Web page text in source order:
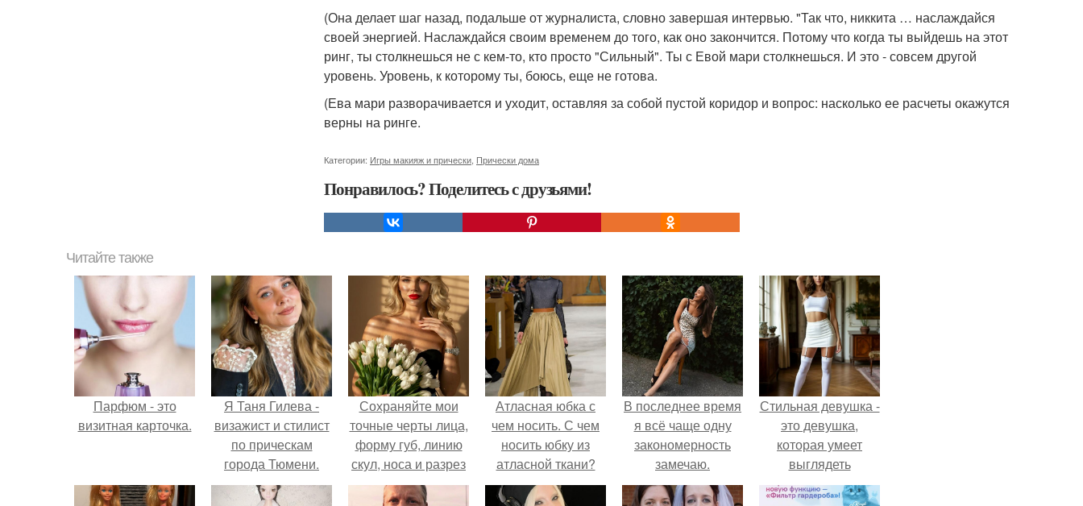
(Она делает шаг назад, подальше от журналиста, словно завершая интервью. "Так что, никкита … наслаждайся
своей энергией. Наслаждайся своим временем до того, как оно закончится. Потому что когда ты выйдешь на этот
ринг, ты столкнешься не с кем-то, кто просто "Сильный". Ты с Евой мари столкнешься. И это - совсем другой
уровень. Уровень, к которому ты, боюсь, еще не готова.
(Ева мари разворачивается и уходит, оставляя за собой пустой коридор и вопрос: насколько ее расчеты окажутся
верны на ринге.
Категории: Игры макияж и прически Прически дома
Понравилось? Поделитесь с друзьями!
Читайте также
Парфюм - это
визитная карточка.
Я Таня Гилева -
визажист и стилист
по прическам
города Тюмени.
Сохраняйте мои
точные черты лица,
форму губ, линию
скул, носа и разрез
глаз.
Атласная юбка с
чем носить. С чем
носить юбку из
атласной ткани?
В последнее время
я всё чаще одну
закономерность
замечаю.
Стильная девушка -
это девушка,
которая умеет
выглядеть
привлекательно и